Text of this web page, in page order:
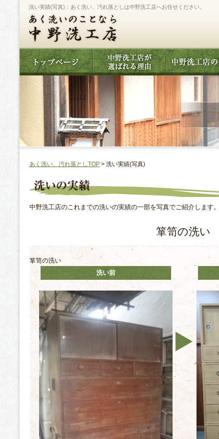
洗い実績(写真)：あく洗い、汚れ落としは中野洗工店へお任せください。
あく洗い、汚れ落としTOP > 洗い実績(写真)
中野洗工店のこれまでの洗いの実績の一部を写真でご紹介します
箪笥の洗い
箪笥の洗い
洗い前